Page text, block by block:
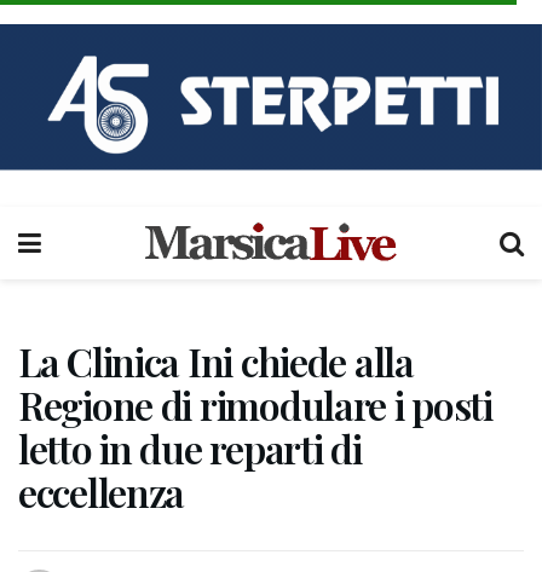
La Clinica Ini chiede alla
Regione di rimodulare i posti
letto in due reparti di
eccellenza